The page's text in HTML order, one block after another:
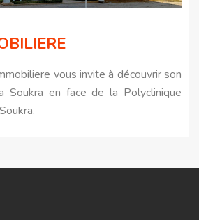
vous invite à découvrir son
en face de la Polyclinique